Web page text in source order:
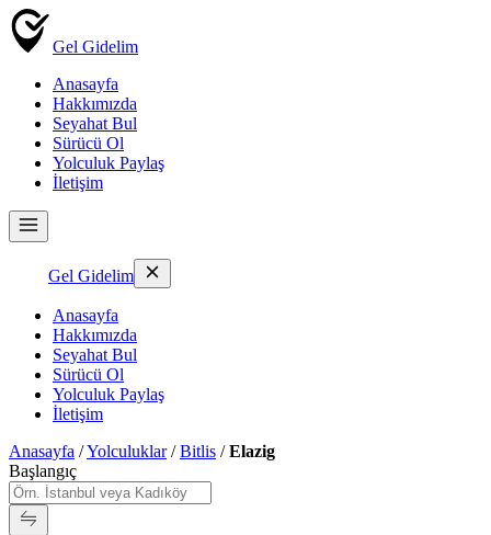
Gel Gidelim
Anasayfa
Hakkımızda
Seyahat Bul
Sürücü Ol
Yolculuk Paylaş
İletişim
Gel Gidelim
Anasayfa
Hakkımızda
Seyahat Bul
Sürücü Ol
Yolculuk Paylaş
İletişim
Anasayfa /Yolculuklar/Bitlis /Elazig
Başlangıç